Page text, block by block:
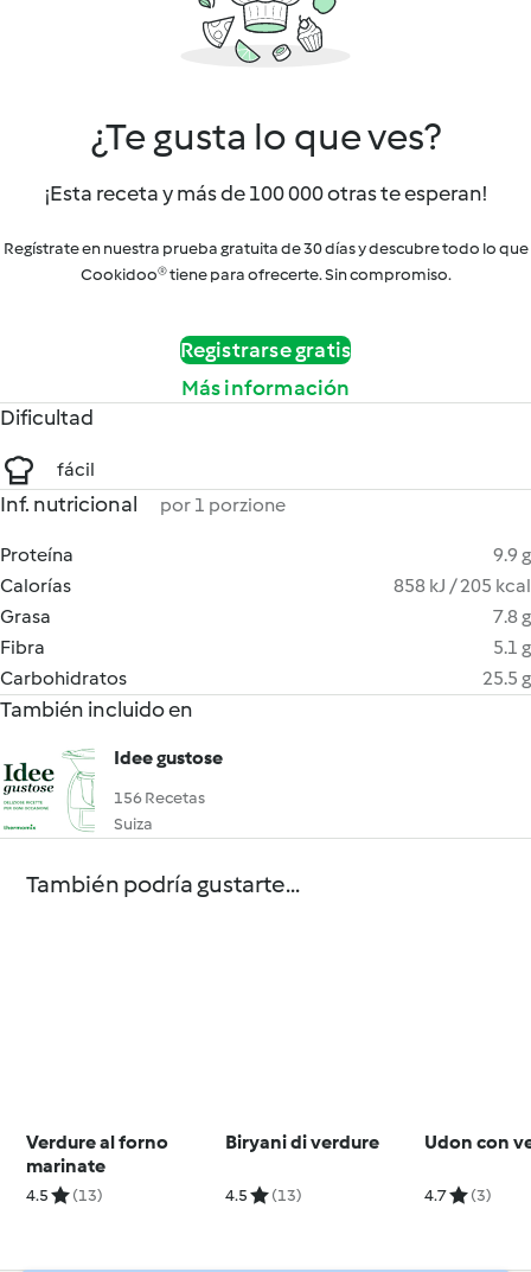
¿Te gusta lo que ves?
¡Esta receta y más de 100 000 otras te esperan!
Regístrate en nuestra prueba gratuita de 30 días y descubre todo lo que
Cookidoo® tiene para ofrecerte. Sin compromiso.
Registrarse gratis
Más información
Dificultad
fácil
Inf. nutricional por 1 porzione
Proteína
9.9 g
Calorías
858 kJ / 205 kcal
Grasa
7.8 g
Fibra
5.1 g
Carbohidratos
25.5 g
También incluido en
Idee gustose
156 Recetas
Suiza
También podría gustarte...
Verdure al forno
marinate
4.5 (13)
Biryani di verdure
4.5 (13)
Udon con
4.7 (3)